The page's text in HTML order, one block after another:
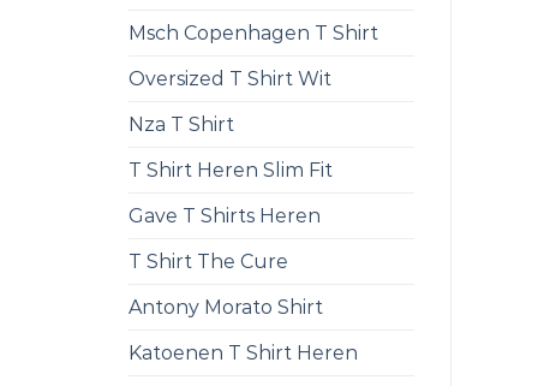
Msch Copenhagen T Shirt
Oversized T Shirt Wit
Nza T Shirt
T Shirt Heren Slim Fit
Gave T Shirts Heren
T Shirt The Cure
Antony Morato Shirt
Katoenen T Shirt Heren